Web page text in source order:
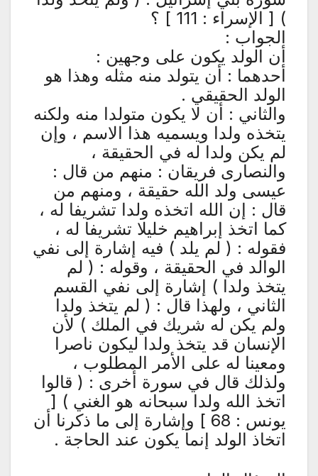
) [ الإسراء : 111 ] ؟
الجواب :
أن الولد يكون على وجهين :
أحدهما : أن يتولد منه مثله وهذا هو
الولد الحقيقي .
والثاني : أن لا يكون متولدا منه ولكنه
يتخذه ولدا ويسميه هذا الاسم ، وإن
لم يكن ولدا له في الحقيقة ،
والنصارى فريقان : منهم من قال :
عيسى ولد الله حقيقة ، ومنهم من
قال : إن الله اتخذه ولدا تشريفا له ،
كما اتخذ إبراهيم خليلا تشريفا له ،
فقوله : ( لم يلد ) فيه إشارة إلى نفي
الوالد في الحقيقة ، وقوله : ( لم
يتخذ ولدا ) إشارة إلى نفي القسم
الثاني ، ولهذا قال : ( لم يتخذ ولدا
ولم يكن له شريك في الملك ) لأن
الإنسان قد يتخذ ولدا ليكون ناصرا
ومعينا له على الأمر المطلوب ،
ولذلك قال في سورة أخرى : ( قالوا
اتخذ الله ولدا سبحانه هو الغني ) [
يونس : 68 ] وإشارة إلى ما ذكرنا أن
اتخاذ الولد إنما يكون عند الحاجة .